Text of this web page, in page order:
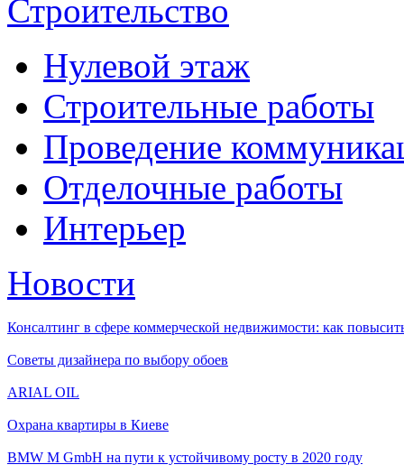
Строительство
Нулевой этаж
Строительные работы
Проведение
Отделочные работы
Интерьер
Новости
Консалтинг в сфере коммерческой недвижимости: как
Советы дизайнера по выбору обоев
ARIAL OIL
Охрана квартиры в Киеве
BMW M GmbH на пути к устойчивому росту в 2020 году